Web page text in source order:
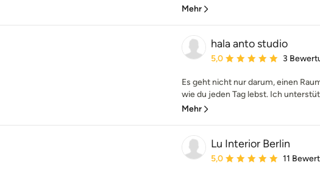
Mehr
hala anto studio
Durchschnittliche
5,0 3
Es geht nicht nur darum, einen
wie du jeden Tag lebst. Ich
Mehr
Lu Interior Berlin
Durchschnittliche
5,0 11